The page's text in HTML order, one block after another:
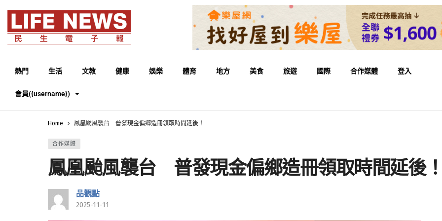
熱門 生活 文教 健康 娛樂 體育 地方 美食 旅遊 國際 合作媒體 登入
會員({username})
Home 鳳凰颱風襲台 普發現金偏鄉造冊領取時間延後！
合作媒體
鳳凰颱風襲台 普發現金偏鄉造冊領取時間延後
品觀點
2025-11-11